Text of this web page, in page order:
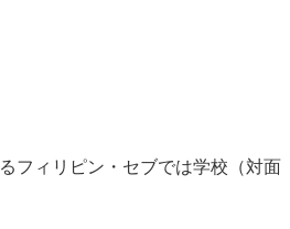
フィリピン・セブでは学校（対面